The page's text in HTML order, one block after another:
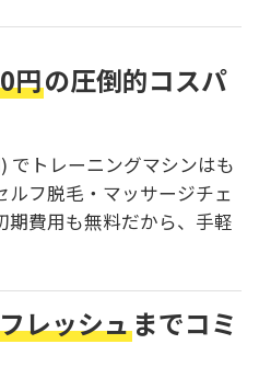
円の圧倒的コスパ
でトレーニングマシンはも
フ脱毛・マッサージチェ
期費用も無料だから、手軽
レッシュまでコミ